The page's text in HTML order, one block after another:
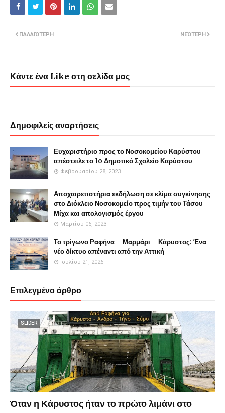
ΝΕΌΤΕΡΗ
ΠΑΛΑΙΌΤΕΡΗ
Κάντε ένα Like στη σελίδα μας
Δημοφιλείς αναρτήσεις
Ευχαριστήριο προς το Νοσοκομείου Καρύστου
απέστειλε το 1o Δημοτικό Σχολείο Καρύστου
Φεβρουαρίου 28, 2023
Αποχαιρετιστήρια εκδήλωση σε κλίμα συγκίνησης
στο Διόκλειο Νοσοκομείο προς τιμήν του Τάσου
Μίχα και απολογισμός έργου
Μαρτίου 06, 2023
Το τρίγωνο Ραφήνα – Μαρμάρι – Κάρυστος: Ένα
νέο δίκτυο απέναντι από την Αττική
Ιουλίου 21, 2026
Επιλεγμένο άρθρο
SLIDER
Όταν η Κάρυστος ήταν το πρώτο λιμάνι στο